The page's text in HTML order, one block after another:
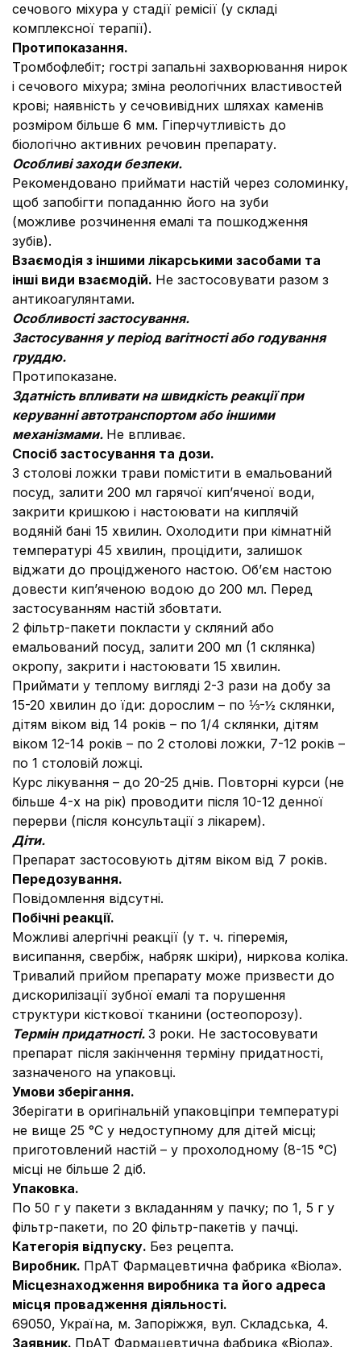
сечового міхура у стадії ремісії (у складі
комплексної терапії).
Протипоказання.
Тромбофлебіт; гострі запальні захворювання нирок
і сечового міхура; зміна реологічних властивостей
крові; наявність у сечовивідних шляхах каменів
розміром більше 6 мм. Гіперчутливість до
біологічно активних речовин препарату.
Особливі заходи безпеки.
Рекомендовано приймати настій через соломинку,
щоб запобігти попаданню його на зуби
(можливе розчинення емалі та пошкодження
зубів).
Взаємодія з іншими лікарськими засобами та
інші види взаємодій. Не застосовувати разом з
антикоагулянтами.
Особливості застосування.
Застосування у період вагітності або годування
груддю.
Протипоказане.
Здатність впливати на швидкість реакції при
керуванні автотранспортом або іншими
механізмами. Не впливає.
Спосіб застосування та дози.
3 столові ложки трави помістити в емальований
посуд, залити 200 мл гарячої кип’яченої води,
закрити кришкою і настоювати на киплячій
водяній бані 15 хвилин. Охолодити при кімнатній
температурі 45 хвилин, процідити, залишок
віджати до процідженого настою. Об’єм настою
довести кип’яченою водою до 200 мл. Перед
застосуванням настій збовтати.
2 фільтр-пакети покласти у скляний або
емальований посуд, залити 200 мл (1 склянка)
окропу, закрити і настоювати 15 хвилин.
Приймати у теплому вигляді 2-3 рази на добу за
15-20 хвилин до їди: дорослим – по ⅓-½ склянки,
дітям віком від 14 років – по 1/4 склянки, дітям
віком 12-14 років – по 2 столові ложки, 7-12 років –
по 1 столовій ложці.
Курс лікування – до 20-25 днів. Повторні курси (не
більше 4-х на рік) проводити після 10-12 денної
перерви (після консультації з лікарем).
Діти.
Препарат застосовують дітям віком від 7 років.
Передозування.
Повідомлення відсутні.
Побічні реакції.
Можливі алергічні реакції (у т. ч. гіперемія,
висипання, свербіж, набряк шкіри), ниркова коліка.
Тривалий прийом препарату може призвести до
дискорилізації зубної емалі та порушення
структури кісткової тканини (остеопорозу).
Термін придатності. 3 роки. Не застосовувати
препарат після закінчення терміну придатності,
зазначеного на упаковці.
Умови зберігання.
Зберігати в оригінальній упаковціпри температурі
не вище 25 °С у недоступному для дітей місці;
приготовлений настій – у прохолодному (8-15 °С)
місці не більше 2 діб.
Упаковка.
По 50 г у пакети з вкладанням у пачку; по 1, 5 г у
фільтр-пакети, по 20 фільтр-пакетів у пачці.
Категорія відпуску. Без рецепта.
Виробник. ПрАТ Фармацевтична фабрика «Віола».
Місцезнаходження виробника та його адреса
місця провадження діяльності.
69050, Україна, м. Запоріжжя, вул. Складська, 4.
Заявник. ПрАТ Фармацевтична фабрика «Віола».